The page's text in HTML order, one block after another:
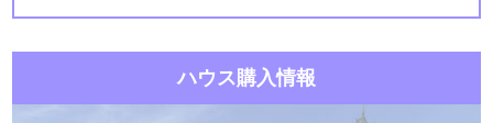
ハウス購入情報